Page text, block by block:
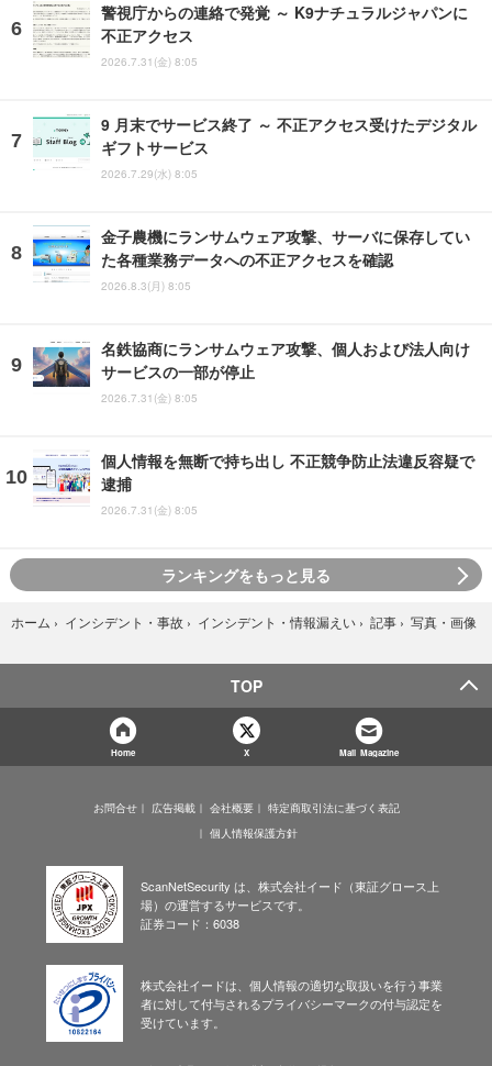
警視庁からの連絡で発覚 ～ K9ナチュラルジャパンに
不正アクセス
2026.7.31(金) 8:05
9 月末でサービス終了 ～ 不正アクセス受けたデジタル
ギフトサービス
2026.7.29(水) 8:05
金子農機にランサムウェア攻撃、サーバに保存してい
た各種業務データへの不正アクセスを確認
2026.8.3(月) 8:05
名鉄協商にランサムウェア攻撃、個人および法人向け
サービスの一部が停止
2026.7.31(金) 8:05
個人情報を無断で持ち出し 不正競争防止法違反容疑で
逮捕
2026.7.31(金) 8:05
ランキングをもっと見る
ホーム › インシデント・事故 › インシデント・情報漏えい › 記事 › 写真・画像
TOP
Home X Mail Magazine
お問合せ 広告掲載 会社概要
特定商取引法に基づく表記
個人情報保護方針
ScanNetSecurity は、株式会社イード（東証グロース上
場）の運営するサービスです。
証券コード：6038
株式会社イードは、個人情報の適切な取扱いを行う事業
者に対して付与されるプライバシーマークの付与認定を
受けています。